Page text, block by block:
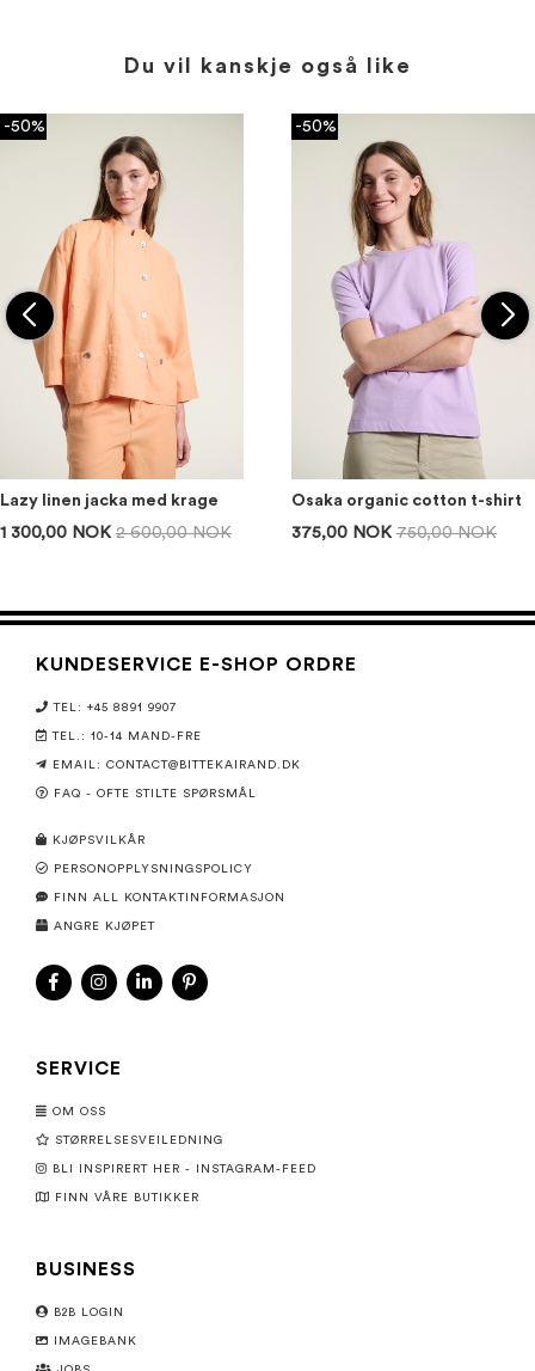
Du vil kanskje også like
-50%
Lazy linen jacka med krage
1 300,00 NOK 2 600,00 NOK
-50%
Osaka organic cotton t-shirt
375,00 NOK 750,00 NOK
KUNDESERVICE E-SHOP ORDRE
TEL: +45 8891 9907
TEL.: 10-14 MAND-FRE
EMAIL: CONTACT@BITTEKAIRAND.DK
FAQ - OFTE STILTE SPØRSMÅL
KJØPSVILKÅR
PERSONOPPLYSNINGSPOLICY
FINN ALL KONTAKTINFORMASJON
ANGRE KJØPET
SERVICE
OM OSS
STØRRELSESVEILEDNING
BLI INSPIRERT HER - INSTAGRAM-FEED
FINN VÅRE BUTIKKER
BUSINESS
B2B LOGIN
IMAGEBANK